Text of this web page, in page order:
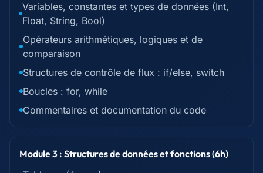
Variables, constantes et types de données (Int,
Float, String, Bool)
Opérateurs arithmétiques, logiques et de
comparaison
Structures de contrôle de flux : if/else, switch
Boucles : for, while
Commentaires et documentation du code
Module 3 : Structures de données et fonctions (6h)